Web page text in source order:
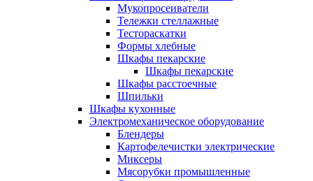
Мукопросеиватели
Тележки стеллажные
Тестораскатки
Формы хлебные
Шкафы пекарские
Шкафы пекарские
Шкафы расстоечные
Шпильки
Шкафы кухонные
Электромеханическое оборудование
Блендеры
Картофелечистки электрические
Миксеры
Мясорубки промышленные